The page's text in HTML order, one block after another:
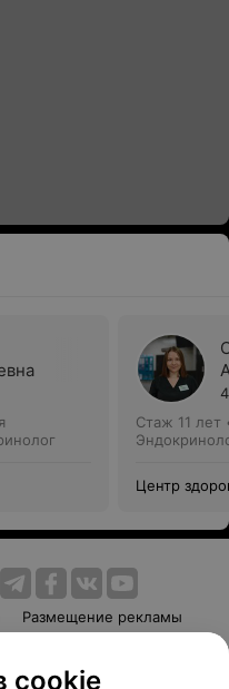
Стаж 11 лет
Центр
Размещение рекламы
Способы оплаты
cookie